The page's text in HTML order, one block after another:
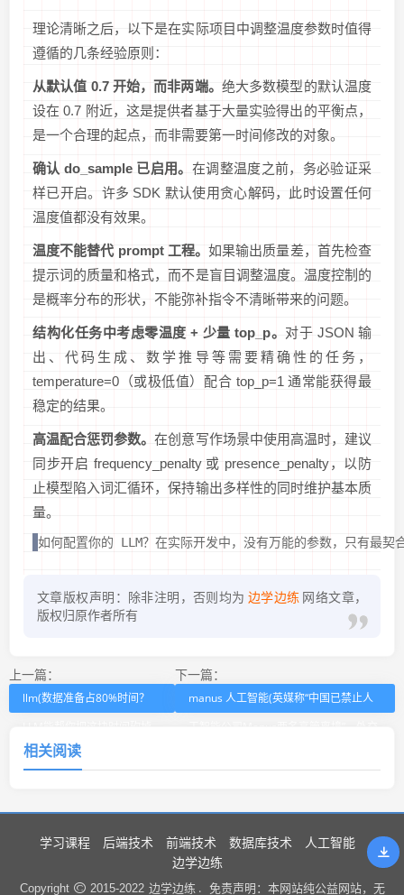
理论清晰之后，以下是在实际项目中调整温度参数时值得
遵循的几条经验原则：
从默认值 0.7 开始，而非两端。 绝大多数模型的默认温度
设在 0.7 附近，这是提供者基于大量实验得出的平衡点，
是一个合理的起点，而非需要第一时间修改的对象。
确认 do_sample 已启用。 在调整温度之前，务必验证采
样已开启。许多 SDK 默认使用贪心解码，此时设置任何
温度值都没有效果。
温度不能替代 prompt 工程。 如果输出质量差，首先检查
提示词的质量和格式，而不是盲目调整温度。温度控制的
是概率分布的形状，不能弥补指令不清晰带来的问题。
结构化任务中考虑零温度 + 少量 top_p。 对于 JSON 输
出、代码生成、数学推导等需要精确性的任务，
temperature=0（或极低值）配合 top_p=1 通常能获得最
稳定的结果。
高温配合惩罚参数。在创意写作场景中使用高温时，建议
同步开启 frequency_penalty 或 presence_penalty，以防
止模型陷入词汇循环，保持输出多样性的同时维护基本质
量。
如何配置你的 LLM？在实际开发中，没有万能的参数，只
文章版权声明：除非注明，否则均为 边学边练 网络文章，
版权归原作者所有
上一篇：
llm(数据准备占80%时间？
一半吗？)
下一篇：
manus 人工智能(英媒称“中国已禁止人
相关阅读
学习课程 后端技术 前端技术 数据库技术
人工智能
边学边练
Copyright 2015-2022 边学边练 . 免责声明：本网站纯公益网站，无